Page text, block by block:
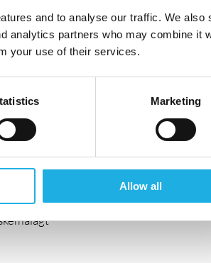
and to analyse our traffic. We also
analytics partners who may combine it
your use of their services.
Marketing
Allow all
i
præge